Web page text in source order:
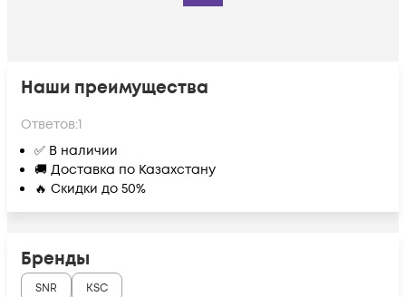
Наши преимущества
Ответов:1
✅ В наличии
🚚 Доставка по Казахстану
🔥 Скидки до 50%
Бренды
SNR KSC